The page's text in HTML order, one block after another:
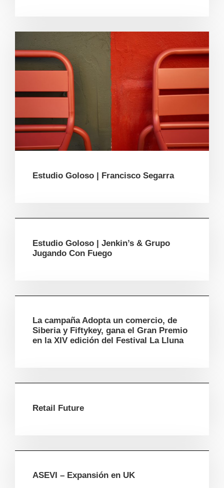
Estudio Goloso | Francisco Segarra
Estudio Goloso | Jenkin’s & Grupo
Jugando Con Fuego
La campaña Adopta un comercio, de
Siberia y Fiftykey, gana el Gran Premio
en la XIV edición del Festival La Lluna
Retail Future
ASEVI – Expansión en UK